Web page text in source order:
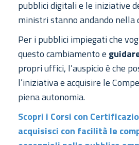
pubblici digitali e le iniziative
ministri stanno andando nella
Per i pubblici impiegati che
questo cambiamento e
propri uffici, l’auspicio è che
l’iniziativa e acquisire le
piena autonomia.
Scopri i Corsi con
acquisisci con facilità le